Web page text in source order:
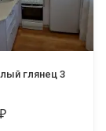
глянец 3
₽